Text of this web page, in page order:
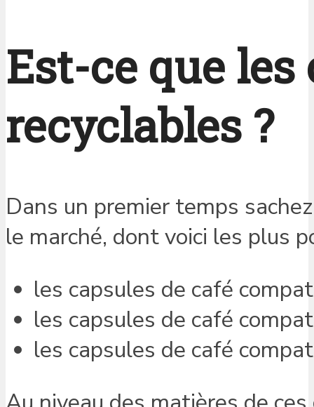
Est-ce que
recyclables ?
Dans un premier temps
le marché, dont voici les plus
les capsules de café
les capsules de café
les capsules de café